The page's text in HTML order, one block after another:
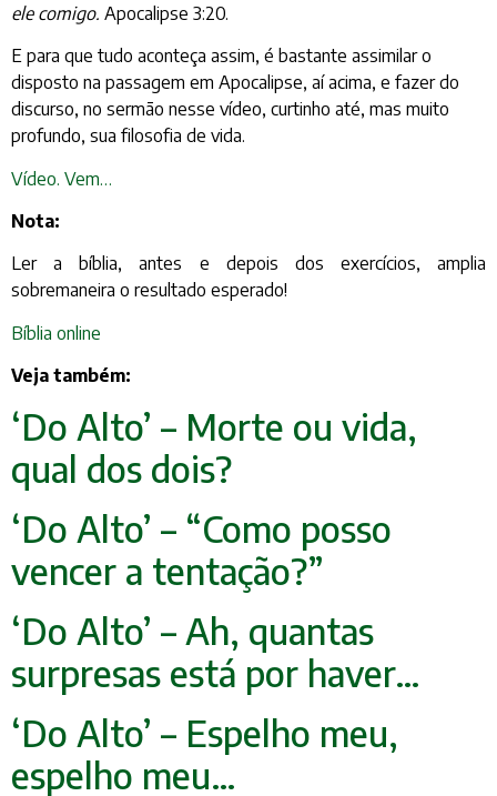
ele comigo. Apocalipse 3:20.
E para que tudo aconteça assim, é bastante assimilar o
disposto na passagem em Apocalipse, aí acima, e fazer do
discurso, no sermão nesse vídeo, curtinho até, mas muito
profundo, sua filosofia de vida.
Vídeo. Vem…
Nota:
Ler a bíblia, antes e depois dos exercícios, amplia
sobremaneira o resultado esperado!
Bíblia online
Veja também:
‘Do Alto’ – Morte ou vida,
qual dos dois?
‘Do Alto’ – “Como posso
vencer a tentação?”
‘Do Alto’ – Ah, quantas
surpresas está por haver…
‘Do Alto’ – Espelho meu,
espelho meu…